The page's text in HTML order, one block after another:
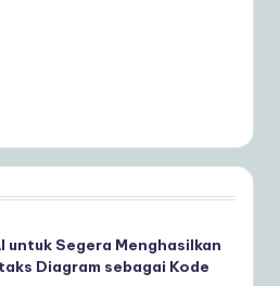
untuk Segera Menghasilkan
Diagram sebagai Kode